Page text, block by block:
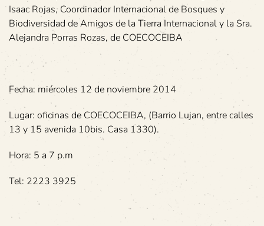
Isaac Rojas, Coordinador Internacional de Bosques y
Biodiversidad de Amigos de la Tierra Internacional y la Sra.
Alejandra Porras Rozas, de COECOCEIBA
Fecha: miércoles 12 de noviembre 2014
Lugar: oficinas de COECOCEIBA, (Barrio Lujan, entre calles
13 y 15 avenida 10bis. Casa 1330).
Hora: 5 a 7 p.m
Tel: 2223 3925